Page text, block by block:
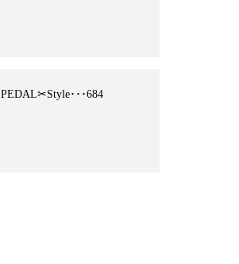
PEDAL✂︎Style･･･684